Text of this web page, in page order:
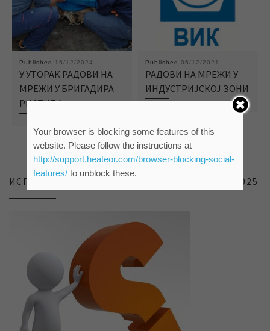
Published 16/12/2024
У УТОРАК РАДОВИ НА
МРЕЖИ У БРИГАДИРА
РИСТИЋА
Published 06/12/2021
РАДОВИ НА МРЕЖИ У
ИНДУСТРИЈСКОЈ ЗОНИ
ИСПИТИВАЊЕ ЗАДОВОЉСТВА КОРИСНИКА 2025
Your browser is blocking some features of this
website. Please follow the instructions at
http://support.heateor.com/browser-blocking-social-
features/to unblock these.